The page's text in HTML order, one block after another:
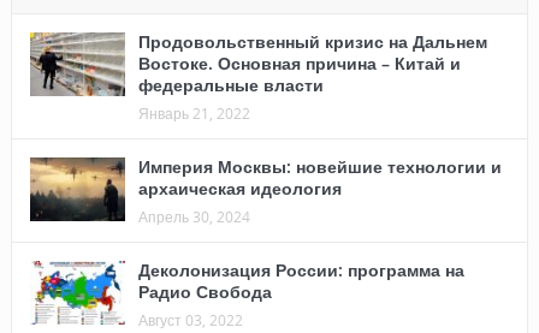
Продовольственный кризис на Дальнем
Востоке. Основная причина – Китай и
федеральные власти
Январь 21, 2022
Империя Москвы: новейшие технологии и
архаическая идеология
Апрель 30, 2024
Деколонизация России: программа на
Радио Свобода
Август 03, 2022